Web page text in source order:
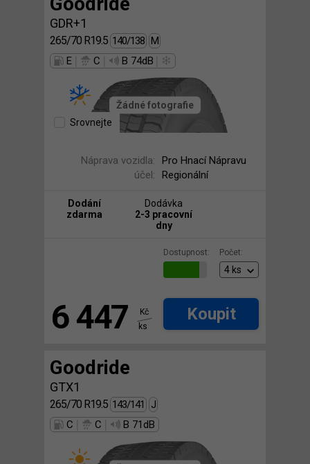
GDR+1
265/70 R19.5 140/138 M
E
C B 74dB
Žádné fotografie
Srovnejte
Náprava vozidla:
Pro Hnací Nápravu
účel:
Regionální
Dodání
zdarma
Dodávka
2-3 pracovní
dny
Dostupnost: Počet:
6 447
Kč
ks
Koupit
Goodride
GTX1
265/70 R19.5 143/141
J
C
C B 71dB